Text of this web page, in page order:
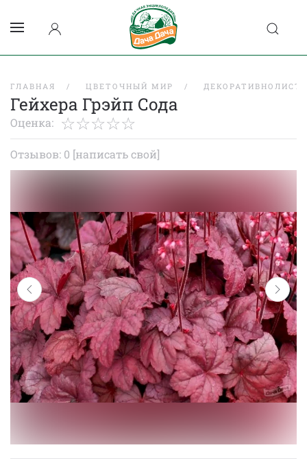
ГЛАВНАЯ ЦВЕТОЧНЫЙ МИР
Гейхера Грэйп Сода
Оценка:
Отзывов: 0 [написать свой]